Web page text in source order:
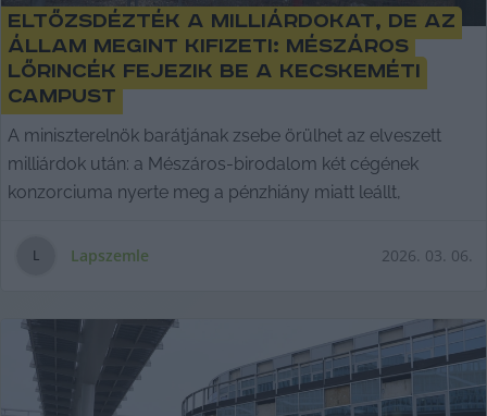
Eltőzsdézték a milliárdokat, de az
állam megint kifizeti: Mészáros
Lőrincék fejezik be a kecskeméti
campust
A miniszterelnök barátjának zsebe örülhet az elveszett
milliárdok után: a Mészáros-birodalom két cégének
konzorciuma nyerte meg a pénzhiány miatt leállt,
L Lapszemle 2026. 03. 06.